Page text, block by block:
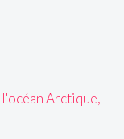
Arctique,